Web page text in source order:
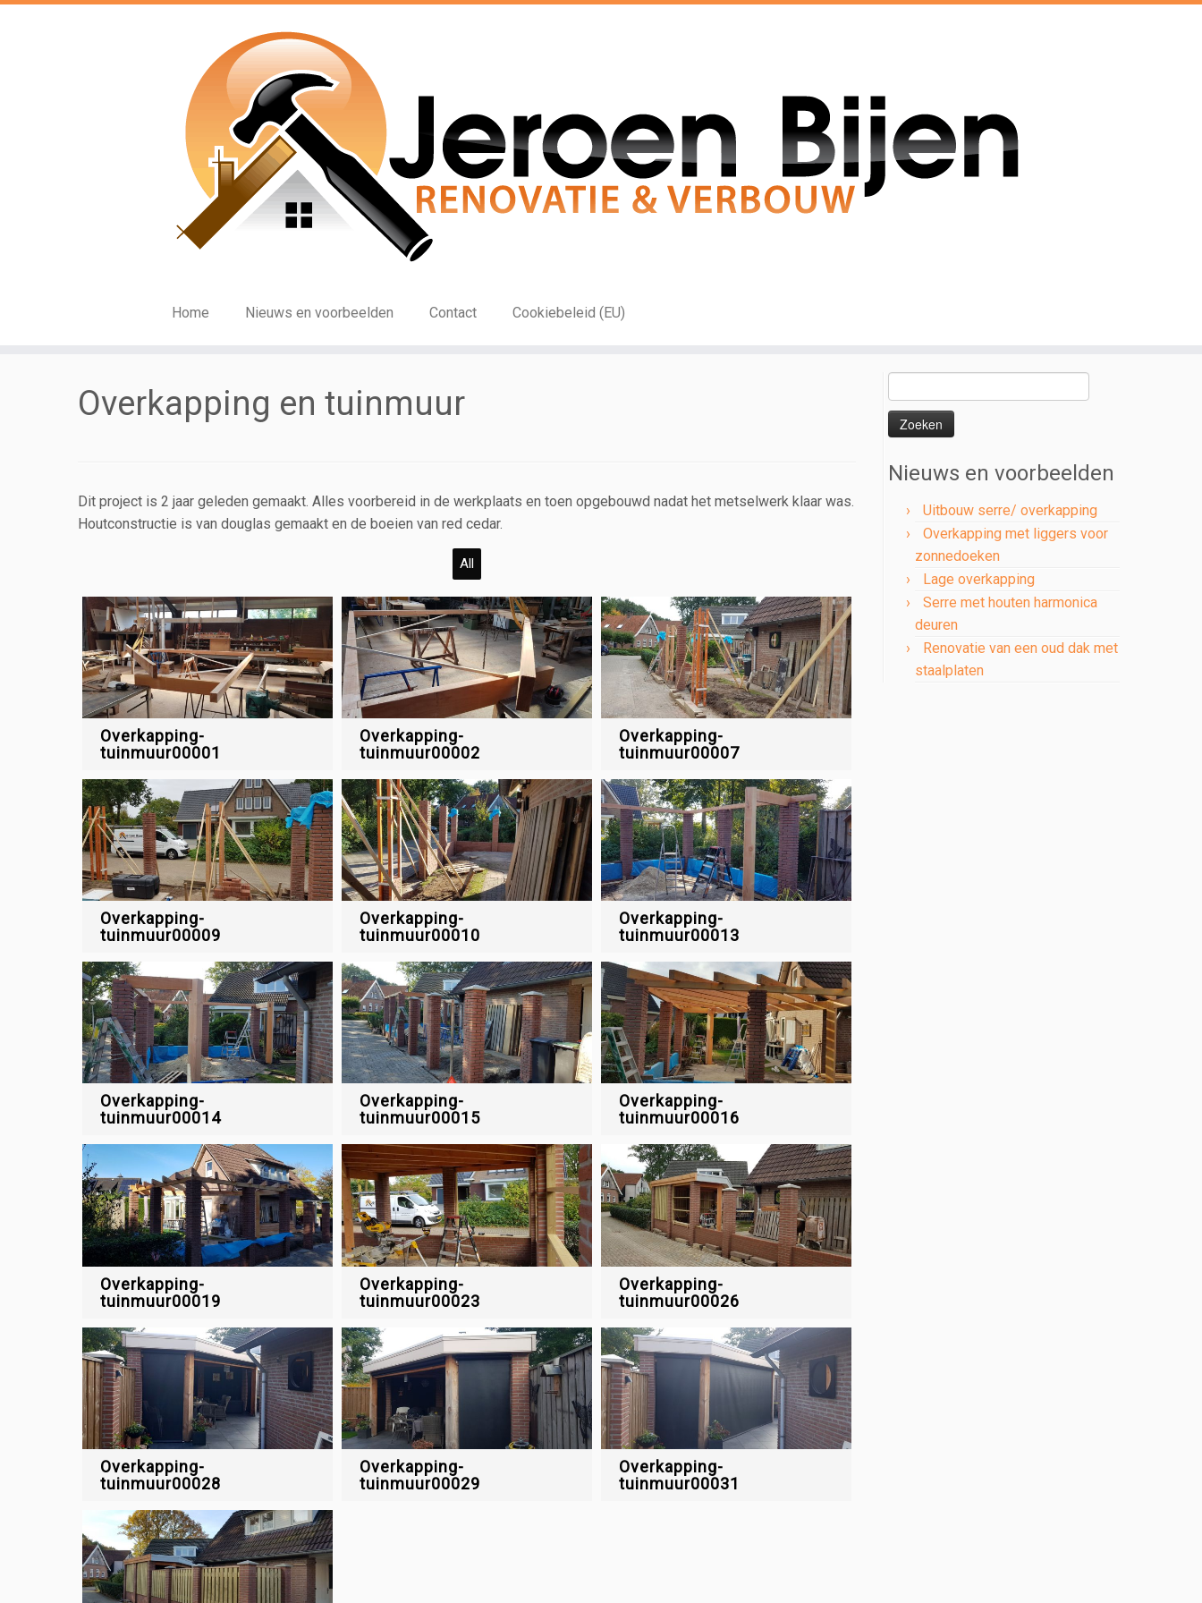
Ga
Home Nieuws en voorbeelden Contact Cookiebeleid (EU)
Overkapping en tuinmuur
Dit project is 2 jaar geleden gemaakt. Alles voorbereid in de werkplaats en toen opgebouwd nadat het metselwerk klaar was.
Houtconstructie is van douglas gemaakt en de boeien van red cedar.
All
Overkapping-
tuinmuur00001
Overkapping-
tuinmuur00009
Overkapping-
tuinmuur00014
Overkapping-
tuinmuur00019
Overkapping-
tuinmuur00028
Overkapping-
tuinmuur00002
Overkapping-
tuinmuur00010
Overkapping-
tuinmuur00015
Overkapping-
tuinmuur00023
Overkapping-
tuinmuur00029
Overkapping-
tuinmuur00007
Overkapping-
tuinmuur00013
Overkapping-
tuinmuur00016
Overkapping-
tuinmuur00026
Overkapping-
tuinmuur00031
naar:
Nieuws en voorbeelden
Uitbouw serre/ overkapping
Overkapping met liggers voor
zonnedoeken
Lage overkapping
Serre met houten harmonica
deuren
Renovatie van een oud dak met
staalplaten